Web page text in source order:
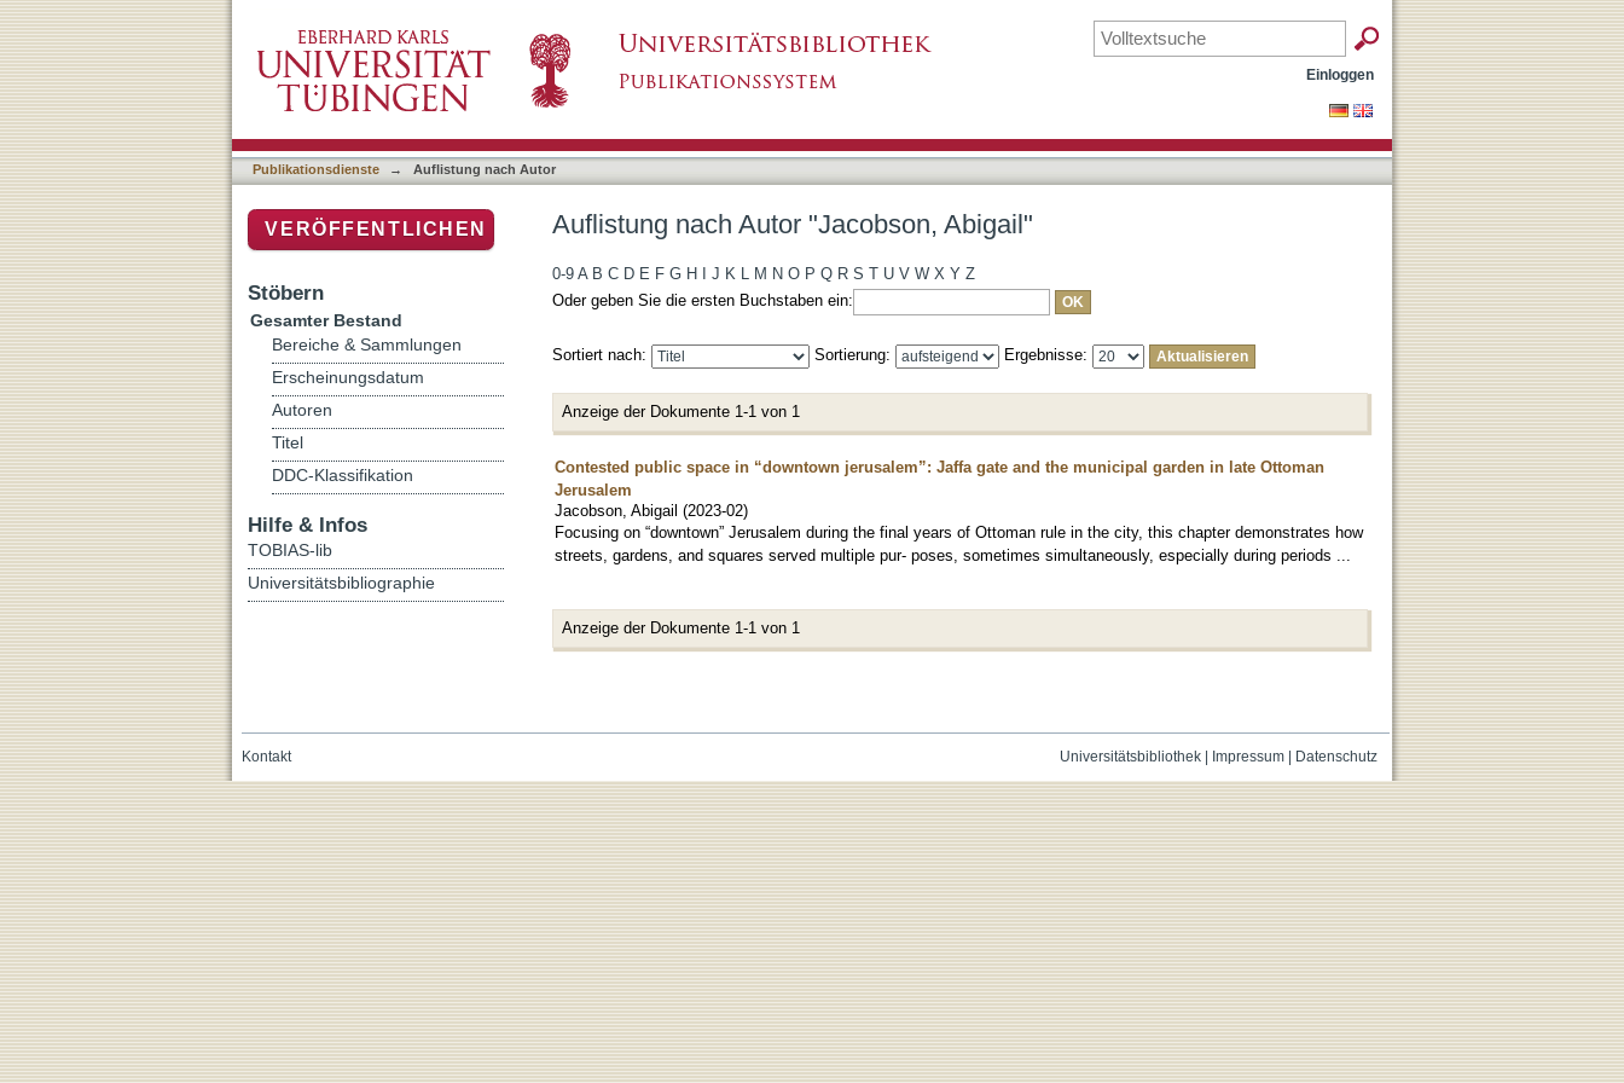
Einloggen
Publikationsdienste → Auflistung nach Autor
Auflistung nach Autor "Jacobson, Abigail"
0-9 A B C D E F G H J K L M N O P Q R S T U V W X Y Z
Oder geben Sie die ersten Buchstaben ein:
Sortiert nach: Sortierung: Ergebnisse:
Anzeige der Dokumente 1-1 von 1
Contested public space in “downtown jerusalem”: Jaffa gate and the municipal garden in late Ottoman
Jerusalem
Jacobson, Abigail (2023-02)
Focusing on “downtown” Jerusalem during the final years of Ottoman rule in the city, this chapter demonstrates how
streets, gardens, and squares served multiple pur- poses, sometimes simultaneously, especially during periods ...
Anzeige der Dokumente 1-1 von 1
VERÖFFENTLICHEN
Stöbern
Gesamter Bestand
Bereiche & Sammlungen
Erscheinungsdatum
Autoren
Titel
DDC-Klassifikation
Hilfe & Infos
TOBIAS-lib
Universitätsbibliographie
Universitätsbibliothek| Impressum| Datenschutz
Kontakt